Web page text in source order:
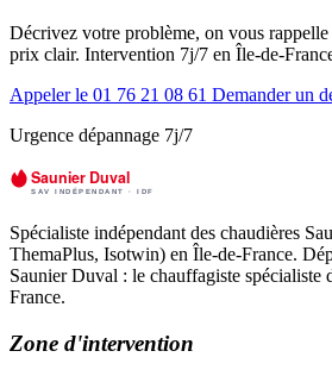
Décrivez votre problème, on vous rappelle
prix clair. Intervention 7j/7 en Île-de-
Appeler le 01 76 21 08 61 Demander un
Urgence dépannage 7j/7
Spécialiste indépendant des chaudières
ThemaPlus, Isotwin) en Île-de-France.
Saunier Duval : le chauffagiste spécialiste
France.
Zone d'intervention